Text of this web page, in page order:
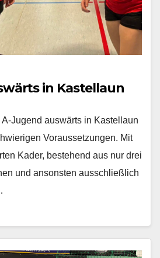
in Kastellaun
Jugend auswärts in Kastellaun
Voraussetzungen. Mit
Kader, bestehend aus nur drei
und ansonsten ausschließlich